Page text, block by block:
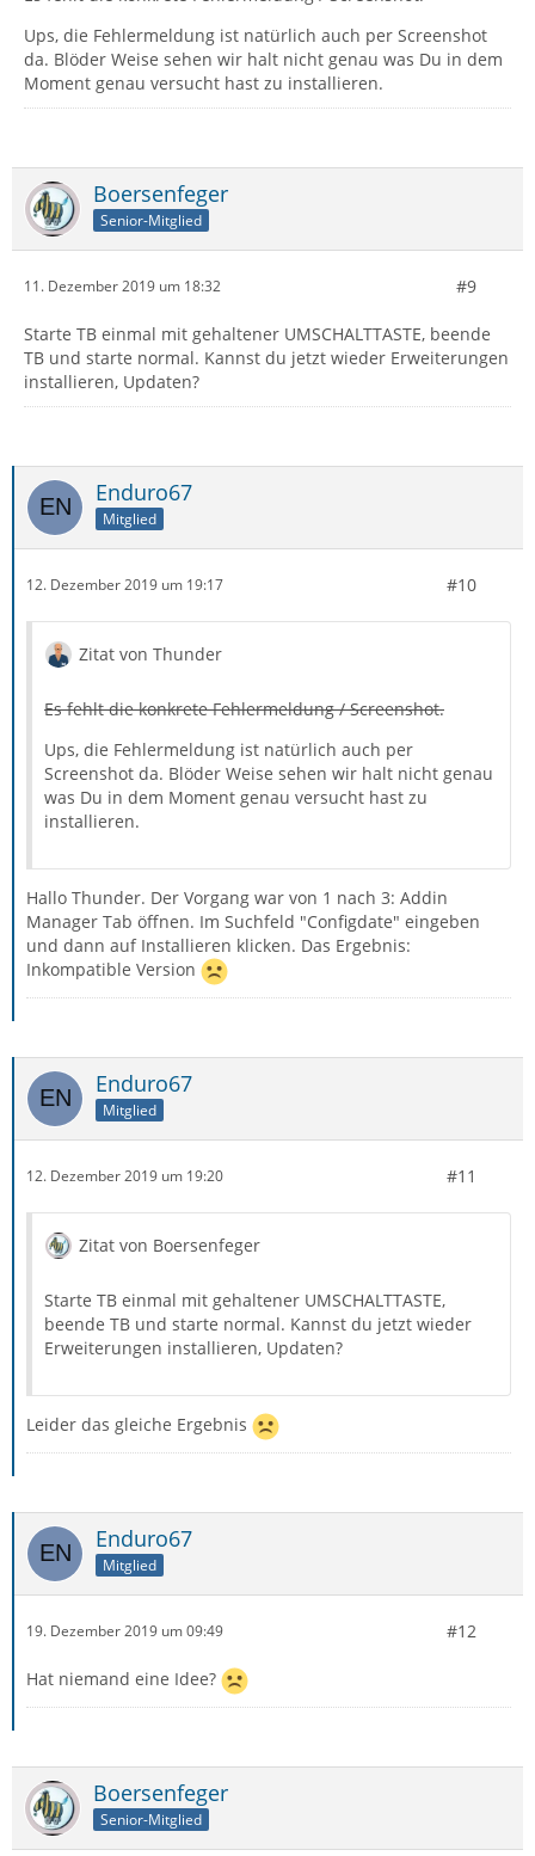
Ups, die Fehlermeldung ist natürlich auch per Screenshot
da. Blöder Weise sehen wir halt nicht genau was Du in dem
Moment genau versucht hast zu installieren.
Boersenfeger
Senior-Mitglied
11. Dezember 2019 um 18:32 #9
Starte TB einmal mit gehaltener UMSCHALTTASTE, beende
TB und starte normal. Kannst du jetzt wieder Erweiterungen
installieren, Updaten?
Enduro67
Mitglied
12. Dezember 2019 um 19:17 #10
Zitat von Thunder
Es fehlt die konkrete Fehlermeldung / Screenshot.
Ups, die Fehlermeldung ist natürlich auch per
Screenshot da. Blöder Weise sehen wir halt nicht genau
was Du in dem Moment genau versucht hast zu
installieren.
Hallo Thunder. Der Vorgang war von 1 nach 3: Addin
Manager Tab öffnen. Im Suchfeld "Configdate" eingeben
und dann auf Installieren klicken. Das Ergebnis:
Inkompatible Version
Enduro67
Mitglied
12. Dezember 2019 um 19:20 #11
Zitat von Boersenfeger
Starte TB einmal mit gehaltener UMSCHALTTASTE,
beende TB und starte normal. Kannst du jetzt wieder
Erweiterungen installieren, Updaten?
Leider das gleiche Ergebnis
Enduro67
Mitglied
19. Dezember 2019 um 09:49 #12
Hat niemand eine Idee?
Boersenfeger
Senior-Mitglied